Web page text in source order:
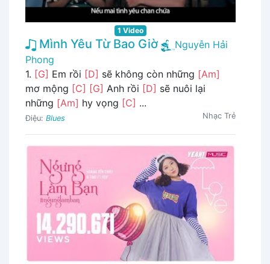
1 Video
Mình Yêu Từ Bao Giờ
Nguyễn Hải
Phong
1. [G] Em rồi [D] sẽ không còn những [Am]
mơ mộng [C] [G] Anh rồi [D] sẽ nuôi lại
những [Am] hy vọng [C] ...
Điệu: Blues Nhạc Trẻ